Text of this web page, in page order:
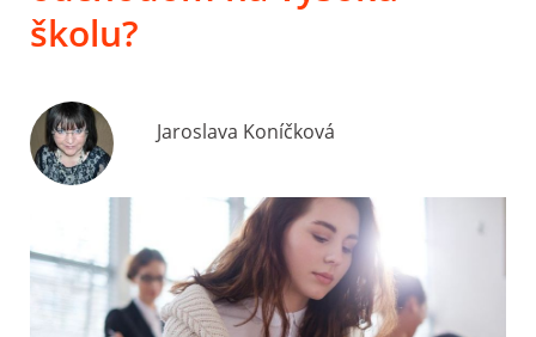
školu?
Jaroslava Koníčková